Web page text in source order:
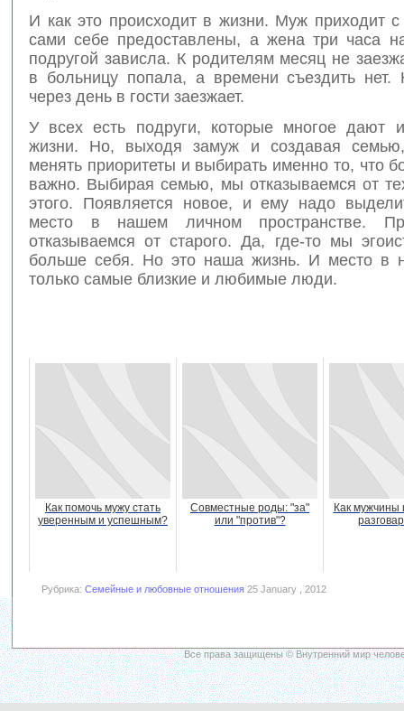
И как это происходит в жизни. Муж приходит
сами себе предоставлены, а жена три часа
подругой зависла. К родителям месяц не
в больницу попала, а времени съездить нет.
через день в гости заезжает.
У всех есть подруги, которые многое дают
жизни. Но, выходя замуж и создавая
менять приоритеты и выбирать именно то, что
важно. Выбирая семью, мы отказываемся от
этого. Появляется новое, и ему надо
место в нашем личном пространстве.
отказываемся от старого. Да, где-то мы
больше себя. Но это наша жизнь. И место в
только самые близкие и любимые люди.
Как помочь мужу стать
уверенным и успешным?
Совместные роды: "за"
или "против"?
Как
Рубрика: Семейные и любовные отношения 25 January , 2012
Все права защищены © Внутренний мир